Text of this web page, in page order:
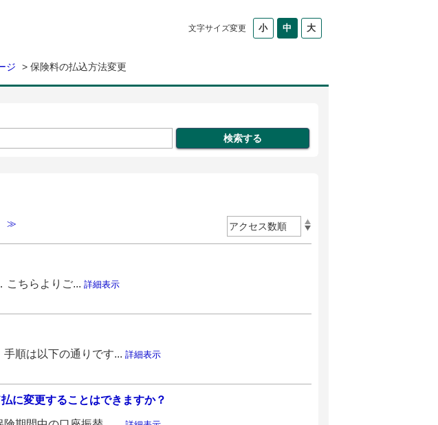
文字サイズ変更
ジ > 保険料の払込方法変更
≫
こちらよりご... 詳細表示
順は以下の通りです... 詳細表示
に変更することはできますか？